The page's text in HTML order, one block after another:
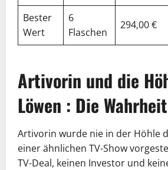
Bester
Wert
6
Flaschen
294,00 €
Artivorin und die
Löwen : Die Wahrheit
Artivorin wurde nie in der Höhle
einer ähnlichen TV-Show
TV-Deal, keinen Investor und